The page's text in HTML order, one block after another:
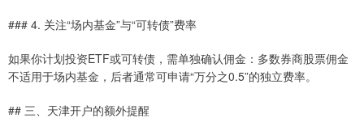
### 4. 关注“场内基金”与“可转债”费率
如果你计划投资ETF或可转债，需单独确认佣金：多数券商股票佣金
不适用于场内基金，后者通常可申请“万分之0.5”的独立费率。
## 三、天津开户的额外提醒